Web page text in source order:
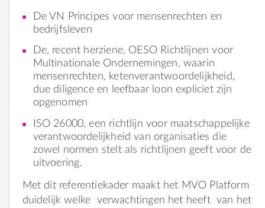
De VN Principes voor mensenrechten en
bedrijfsleven
De, recent herziene, OESO Richtlijnen voor
Multinationale Ondernemingen, waarin
mensenrechten, ketenverantwoordelijkheid,
due diligence en leefbaar loon expliciet zijn
opgenomen
ISO 26000, een richtlijn voor maatschappelijke
verantwoordelijkheid van organisaties die
zowel normen stelt als richtlijnen geeft voor de
uitvoering.
Met dit referentiekader maakt het MVO Platform
duidelijk welke verwachtingen het heeft van het